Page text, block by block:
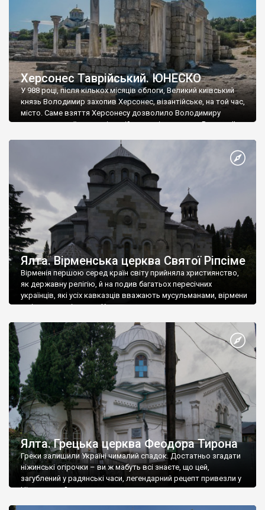
Херсонес Таврійський. ЮНЕСКО
У 988 році, після кількох місяців облоги, Великий київський
князь Володимир захопив Херсонес, візантійське, на той час,
місто. Саме взяття Херсонесу дозволило Володимиру
диктувати свої умови візантійському імператору Василю ІІ, та
Херсонесі Володимир-язичник, став Василем-християнином.
А потім було Хрещення Русі. На честь Херсонесу Таврійського
Ялта. Вірменська церква Святої Ріпсіме
Вірменія першою серед країн світу прийняла християнство,
як державну релігію, й на подив багатьох пересічних
українців, які усіх кавказців вважають мусульманами, вірмени
є відданими вірянами Христа
Ялта. Грецька церква Феодора Тирона
Греки залишили Україні чималий спадок. Достатньо згадати
ніжинські огірочки – ви ж мабуть всі знаєте, що цей,
загублений у радянські часи, легендарний рецепт привезли у
Ніжин греки?